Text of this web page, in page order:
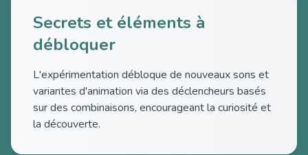
Secrets et éléments à
débloquer
L'expérimentation débloque de nouveaux sons et
variantes d'animation via des déclencheurs basés
sur des combinaisons, encourageant la curiosité et
la découverte.